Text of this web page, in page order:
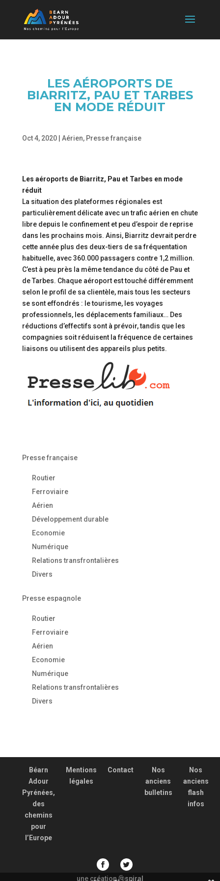
LES AÉROPORTS DE
BIARRITZ, PAU ET TARBES
EN MODE RÉDUIT
Oct 4, 2020| Aérien, Presse française
Les aéroports de Biarritz, Pau et Tarbes en mode
réduit
La situation des plateformes régionales est
particulièrement délicate avec un trafic aérien en chute
libre depuis le confinement et peu d’espoir de reprise
dans les prochains mois. Ainsi, Biarritz devrait perdre
cette année plus des deux-tiers de sa fréquentation
habituelle, avec 360.000 passagers contre 1,2 million.
C’est à peu près la même tendance du côté de Pau et
de Tarbes. Chaque aéroport est touché différemment
selon le profil de sa clientèle, mais tous les secteurs
se sont effondrés : le tourisme, les voyages
professionnels, les déplacements familiaux… Des
réductions d’effectifs sont à prévoir, tandis que les
compagnies soit réduisent la fréquence de certaines
liaisons ou utilisent des appareils plus petits.
Presse française
Routier
Ferroviaire
Aérien
Développement durable
Economie
Numérique
Relations transfrontalières
Divers
Presse espagnole
Routier
Ferroviaire
Aérien
Economie
Numérique
Relations transfrontalières
Divers
Béarn
Adour
Pyrénées,
des
chemins
pour
l’Europe
Mentions
légales
Contact
Nos
anciens
bulletins
Nos
anciens
flash
infos
une création@spiral